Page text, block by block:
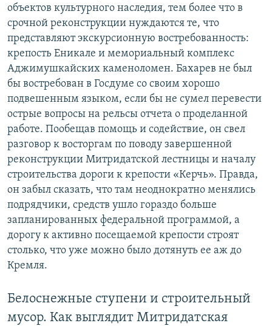
объектов культурного наследия, тем более что в
срочной реконструкции нуждаются те, что
представляют экскурсионную востребованность:
крепость Еникале и мемориальный комплекс
Аджимушкайских каменоломен. Бахарев не был
бы востребован в Госдуме со своим хорошо
подвешенным языком, если бы не сумел перевести
острые вопросы на рельсы отчета о проделанной
работе. Пообещав помощь и содействие, он свел
разговор к восторгам по поводу завершенной
реконструкции Митридатской лестницы и началу
строительства дороги к крепости «Керчь». Правда,
он забыл сказать, что там неоднократно менялись
подрядчики, средств ушло гораздо больше
запланированных федеральной программой, а
дорогу к активно посещаемой крепости строят
столько, что уже можно было дотянуть ее аж до
Кремля.
Белоснежные ступени и строительный
мусор. Как выглядит Митридатская